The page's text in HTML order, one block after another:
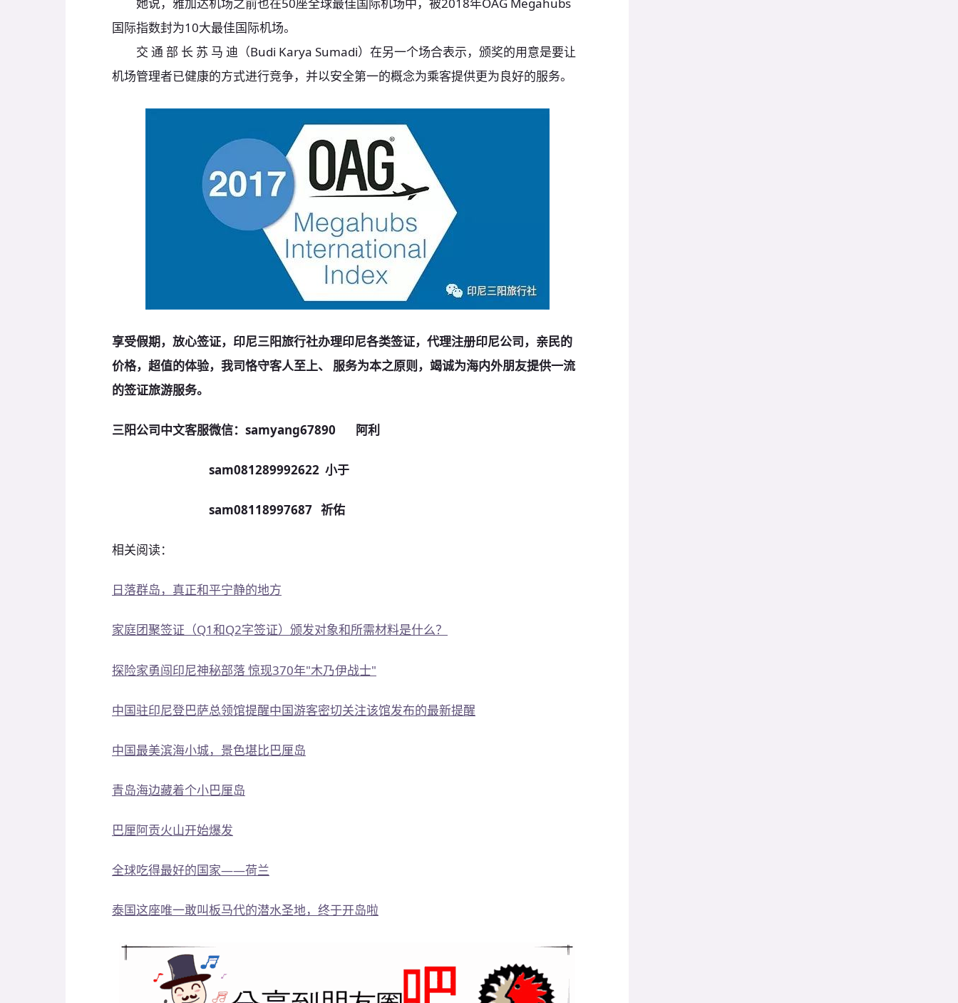
国际指数封为10大最佳国际机场。
交 通 部 长 苏 马 迪（Budi Karya Sumadi）在另一个场合表示，颁奖的用意是要让
机场管理者已健康的方式进行竞争，并以安全第一的概念为乘客提供更为良好的服务。
享受假期，放心签证，印尼三阳旅行社办理印尼各类签证，代理注册印尼公司，亲民的
价格，超值的体验，我司恪守客人至上、 服务为本之原则，竭诚为海内外朋友提供一流
的签证旅游服务。
三阳公司中文客服微信：samyang67890 阿利
sam081289992622 小于
sam08118997687 祈佑
相关阅读：
日落群岛，真正和平宁静的地方
家庭团聚签证（Q1和Q2字签证）颁发对象和所需材料是什么？
探险家勇闯印尼神秘部落 惊现370年"木乃伊战士"
中国驻印尼登巴萨总领馆提醒中国游客密切关注该馆发布的最新提醒
中国最美滨海小城，景色堪比巴厘岛
青岛海边藏着个小巴厘岛
巴厘阿贡火山开始爆发
全球吃得最好的国家——荷兰
泰国这座唯一敢叫板马代的潜水圣地，终于开岛啦